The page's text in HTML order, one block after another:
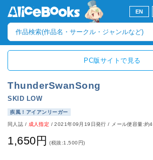
EN
PC版サイトで見る
ThunderSwanSong
SKID LOW
疾風！アイアンリーガー
同人誌 / 成人指定 /2021年09月19日発行 / メール便容量:約
1,650円 (税抜:1,500円)